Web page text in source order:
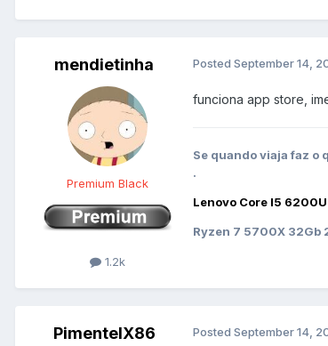
mendietinha
Premium Black
1.2k
Posted September 14,
funciona app store,
Se quando viaja faz o
.
Lenovo Core I5
Ryzen 7 5700X 32Gb
PimentelX86 Posted September 14,